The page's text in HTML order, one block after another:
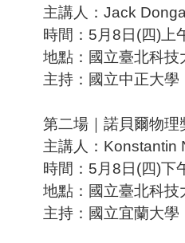
主講人：Jack
時間：5月8日(四)上
地點：國立臺北科技
主持：國立中正大學
第二場｜諾貝爾物理
主講人：Konstantin
時間：5月8日(四)下
地點：國立臺北科技
主持：國立宜蘭大學